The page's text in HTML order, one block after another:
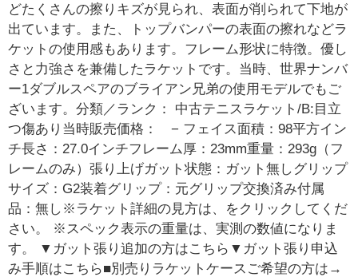
どたくさんの擦りキズが見られ、表面が削られて下地が
出ています。また、トップバンパーの表面の擦れなどラ
ケットの使用感もあります。フレーム形状に特徴。優し
さと力強さを兼備したラケットです。当時、世界ナンバ
ー1ダブルスペアのブライアン兄弟の使用モデルでもご
ざいます。分類／ランク： 中古テニスラケット/B:目立
つ傷あり当時販売価格： − フェイス面積：98平方イン
チ長さ：27.0インチフレーム厚：23mm重量：293g（フ
レームのみ）張り上げガット状態：ガット無しグリップ
サイズ：G2装着グリップ：元グリップ交換済み付属
品：無し※ラケット詳細の見方は、をクリックしてくだ
さい。 ※スペック表示の重量は、実測の数値になりま
す。 ▼ガット張り追加の方はこちら▼ガット張り申込
み手順はこちら■別売りラケットケースご希望の方は→